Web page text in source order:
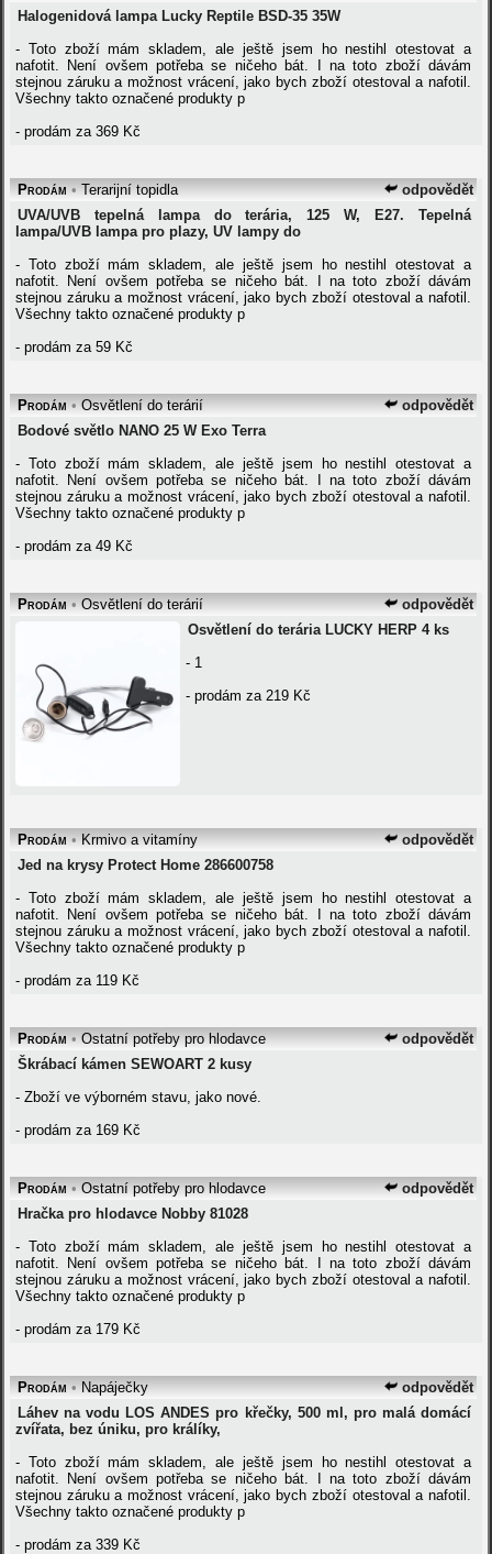
Halogenidová lampa Lucky Reptile BSD-35 35W
- Toto zboží mám skladem, ale ještě jsem ho nestihl otestovat a
nafotit. Není ovšem potřeba se ničeho bát. I na toto zboží dávám
stejnou záruku a možnost vrácení, jako bych zboží otestoval a nafotil.
Všechny takto označené produkty p
- prodám za 369 Kč
odpovědět
Prodám •Terarijní topidla
UVA/UVB tepelná lampa do terária, 125 W, E27. Tepelná
lampa/UVB lampa pro plazy, UV lampy do
- Toto zboží mám skladem, ale ještě jsem ho nestihl otestovat a
nafotit. Není ovšem potřeba se ničeho bát. I na toto zboží dávám
stejnou záruku a možnost vrácení, jako bych zboží otestoval a nafotil.
Všechny takto označené produkty p
- prodám za 59 Kč
odpovědět
Prodám •Osvětlení do terárií
Bodové světlo NANO 25 W Exo Terra
- Toto zboží mám skladem, ale ještě jsem ho nestihl otestovat a
nafotit. Není ovšem potřeba se ničeho bát. I na toto zboží dávám
stejnou záruku a možnost vrácení, jako bych zboží otestoval a nafotil.
Všechny takto označené produkty p
- prodám za 49 Kč
odpovědět
Prodám •Osvětlení do terárií
Osvětlení do terária LUCKY HERP 4 ks
- 1
- prodám za 219 Kč
odpovědět
Prodám •Krmivo a vitamíny
Jed na krysy Protect Home 286600758
- Toto zboží mám skladem, ale ještě jsem ho nestihl otestovat a
nafotit. Není ovšem potřeba se ničeho bát. I na toto zboží dávám
stejnou záruku a možnost vrácení, jako bych zboží otestoval a nafotil.
Všechny takto označené produkty p
- prodám za 119 Kč
odpovědět
Prodám •Ostatní potřeby pro hlodavce
Škrábací kámen SEWOART 2 kusy
- Zboží ve výborném stavu, jako nové.
- prodám za 169 Kč
odpovědět
Prodám •Ostatní potřeby pro hlodavce
Hračka pro hlodavce Nobby 81028
- Toto zboží mám skladem, ale ještě jsem ho nestihl otestovat a
nafotit. Není ovšem potřeba se ničeho bát. I na toto zboží dávám
stejnou záruku a možnost vrácení, jako bych zboží otestoval a nafotil.
Všechny takto označené produkty p
- prodám za 179 Kč
odpovědět
Prodám •Napáječky
Láhev na vodu LOS ANDES pro křečky, 500 ml, pro malá domácí
zvířata, bez úniku, pro králíky,
- Toto zboží mám skladem, ale ještě jsem ho nestihl otestovat a
nafotit. Není ovšem potřeba se ničeho bát. I na toto zboží dávám
stejnou záruku a možnost vrácení, jako bych zboží otestoval a nafotil.
Všechny takto označené produkty p
- prodám za 339 Kč